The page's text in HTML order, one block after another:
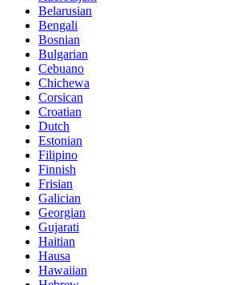
Belarusian
Bengali
Bosnian
Bulgarian
Cebuano
Chichewa
Corsican
Croatian
Dutch
Estonian
Filipino
Finnish
Frisian
Galician
Georgian
Gujarati
Haitian
Hausa
Hawaiian